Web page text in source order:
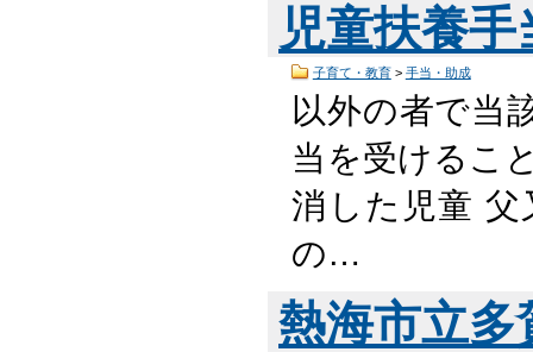
児童扶養
子育て・教育> 手当・助成
以外の者で当
当を受けるこ
消した児童 父
の…
熱海市立